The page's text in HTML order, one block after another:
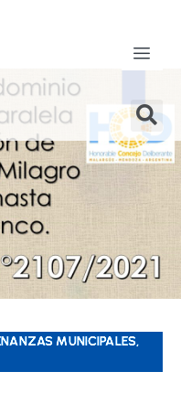
MUNICIPALES,